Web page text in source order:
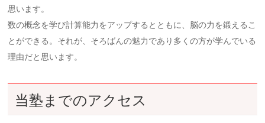
思います。
数の概念を学び計算能力をアップするとともに、脳の力を鍛えるこ
とができる。それが、そろばんの魅力であり多くの方が学んでいる
理由だと思います。
当塾までのアクセス